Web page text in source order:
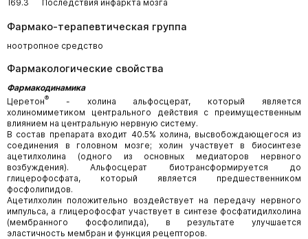
I69.3
Последствия инфаркта мозга
Фармако-терапевтическая группа
ноотропное средство
Фармакологические свойства
Фармакодинамика
Церетон®
- холина альфосцерат, который является
холиномиметиком центрального действия с преимущественным
влиянием на центральную нервную систему.
В состав препарата входит 40.5% холина, высвобождающегося из
соединения в головном мозге; холин участвует в биосинтезе
ацетилхолина (одного из основных медиаторов нервного
возбуждения). Альфосцерат биотрансформируется до
глицерофосфата, который является предшественником
фосфолипидов.
Ацетилхолин положительно воздействует на передачу нервного
импульса, а глицерофосфат участвует в синтезе фосфатидилхолина
(мембранного фосфолипида), в результате улучшается
эластичность мембран и функция рецепторов.